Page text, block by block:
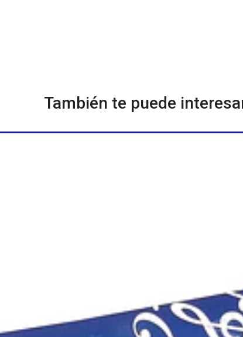
También te puede